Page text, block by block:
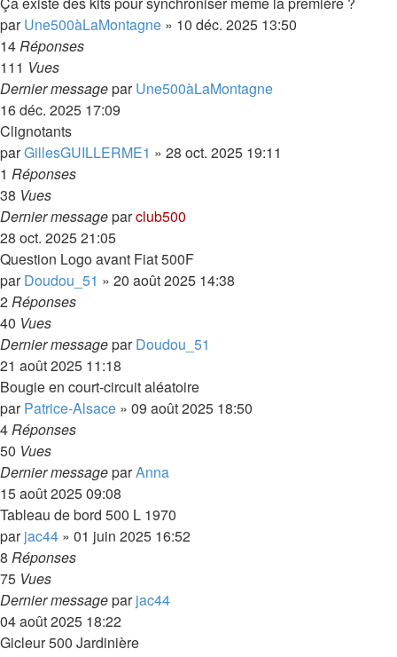
parUne500àLaMontagne » 10 déc. 2025 13:50
14Réponses
111 Vues
Dernier messageparUne500àLaMontagne
16 déc. 2025 17:09
Clignotants
parGillesGUILLERME1 » 28 oct. 2025 19:11
1 Réponses
38 Vues
Dernier messageparclub500
28 oct. 2025 21:05
Question Logo avant Fiat 500F
parDoudou_51 » 20 août 2025 14:38
2Réponses
40 Vues
Dernier messageparDoudou_51
21 août 2025 11:18
Bougie en court-circuit aléatoire
parPatrice-Alsace » 09 août 2025 18:50
4Réponses
50 Vues
Dernier messageparAnna
15 août 2025 09:08
Tableau de bord 500 L 1970
parjac44 » 01 juin 2025 16:52
8 Réponses
75 Vues
Dernier messageparjac44
04 août 2025 18:22
Gicleur 500 Jardinière